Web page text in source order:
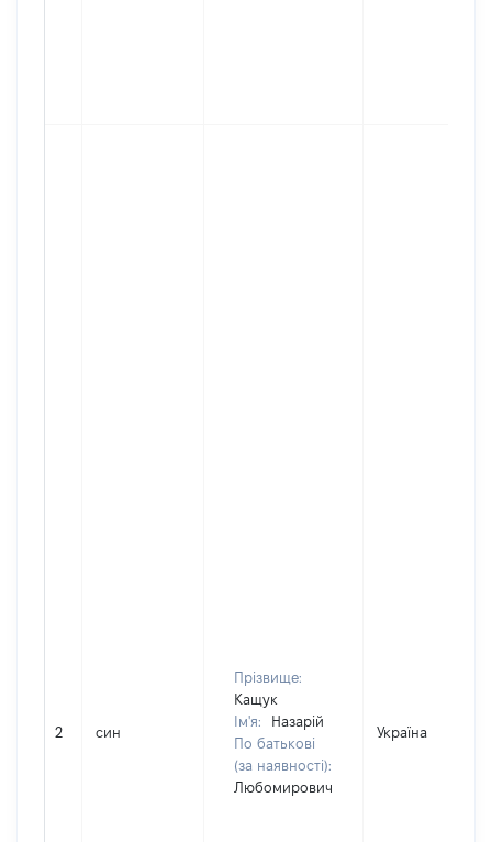
2 син
Прізвище:
Кащук
Ім'я:
Назарій
По батькові
(за наявності):
Любомирович
Україна